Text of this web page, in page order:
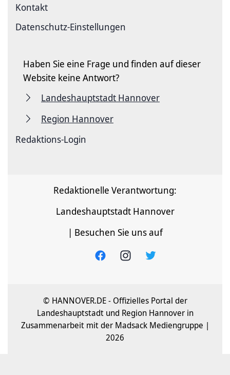
Kontakt
Datenschutz-Einstellungen
Haben Sie eine Frage und finden auf dieser
Website keine Antwort?
Landeshauptstadt Hannover
Region Hannover
Redaktions-Login
Redaktionelle Verantwortung:
Landeshauptstadt Hannover
| Besuchen Sie uns auf
© HANNOVER.DE - Offizielles Portal der
Landeshauptstadt und Region Hannover in
Zusammenarbeit mit der Madsack Mediengruppe |
2026